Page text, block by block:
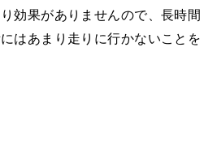
効果がありませんので、長時間
はあまり走りに行かないことを